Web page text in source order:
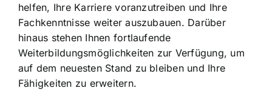
helfen, Ihre Karriere voranzutreiben und Ihre
Fachkenntnisse weiter auszubauen. Darüber
hinaus stehen Ihnen fortlaufende
Weiterbildungsmöglichkeiten zur Verfügung, um
auf dem neuesten Stand zu bleiben und Ihre
Fähigkeiten zu erweitern.